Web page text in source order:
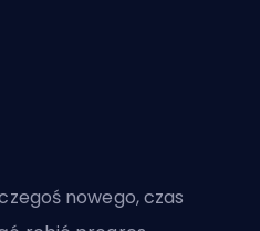
nowego, czas